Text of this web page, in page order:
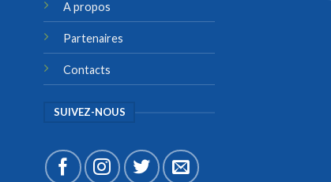
A propos
Partenaires
Contacts
SUIVEZ-NOUS